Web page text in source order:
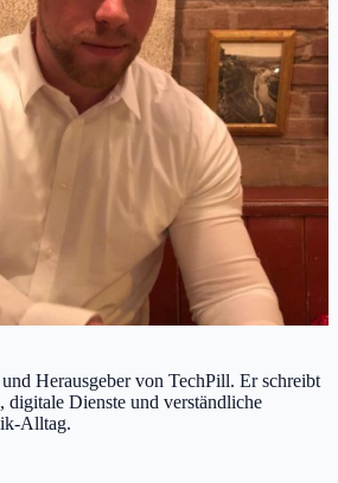
Herausgeber von TechPill. Er schreibt
digitale Dienste und verständliche
Alltag.